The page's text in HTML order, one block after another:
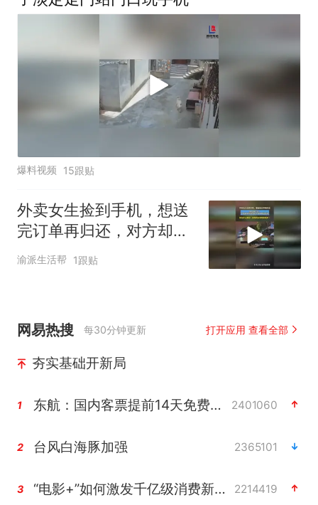
爆料视频 15跟贴
外卖女生捡到手机，想送
完订单再归还，对方却生
气：是你的东西吗你就
渝派生活帮 1跟贴
网易热搜 每30分钟更新 打开应用 查看全部
夯实基础开新局
1 东航：国内客票提前14天免费退改 2401060
2 台风白海豚加强 2365101
3 “电影+”如何激发千亿级消费新活力？ 2214419